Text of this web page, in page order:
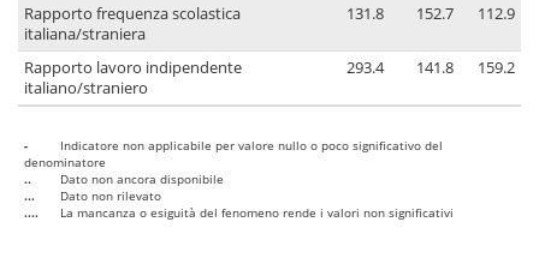
Rapporto frequenza scolastica
italiana/straniera
131.8 152.7 112.9
Rapporto lavoro indipendente
italiano/straniero
293.4 141.8 159.2
-
Indicatore non applicabile per valore nullo o poco significativo del
denominatore
..
Dato non ancora disponibile
...
Dato non rilevato
....
La mancanza o esiguità del fenomeno rende i valori non significativi